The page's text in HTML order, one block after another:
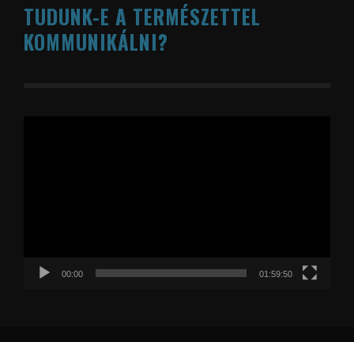
TUDUNK-E A TERMÉSZETTEL
KOMMUNIKÁLNI?
00:00 01:59:50